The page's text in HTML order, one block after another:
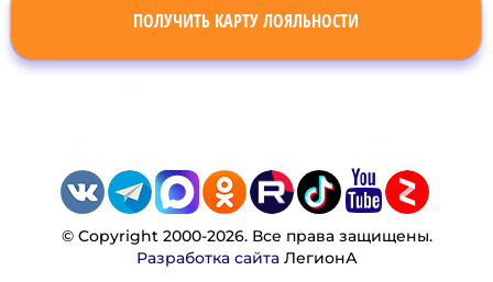
ПОЛУЧИТЬ КАРТУ ЛОЯЛЬНОСТИ
© Copyright 2000-2026. Все права защищены.
Разработка сайтаЛегионА